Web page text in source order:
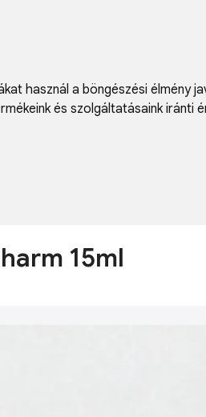
használ a böngészési élmény
és szolgáltatásaink iránti
15ml